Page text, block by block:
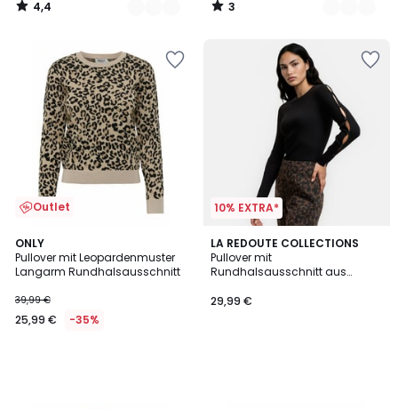
4,4
/
3
/
Outlet
ONLY
Pullover mit Leopardenmuster
Langarm Rundhalsausschnitt
39,99 €
25,99 € -35%
10% EXTRA*
LA REDOUTE COLLECTIONS
Pullover mit
Rundhalsausschnitt aus
Knöpfen an den Ärmeln
29,99 €